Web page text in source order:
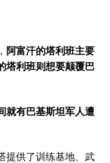
阿富汗的塔利班主要
塔利班则想要颠覆巴
就有巴基斯坦军人遭
提供了训练基地、武